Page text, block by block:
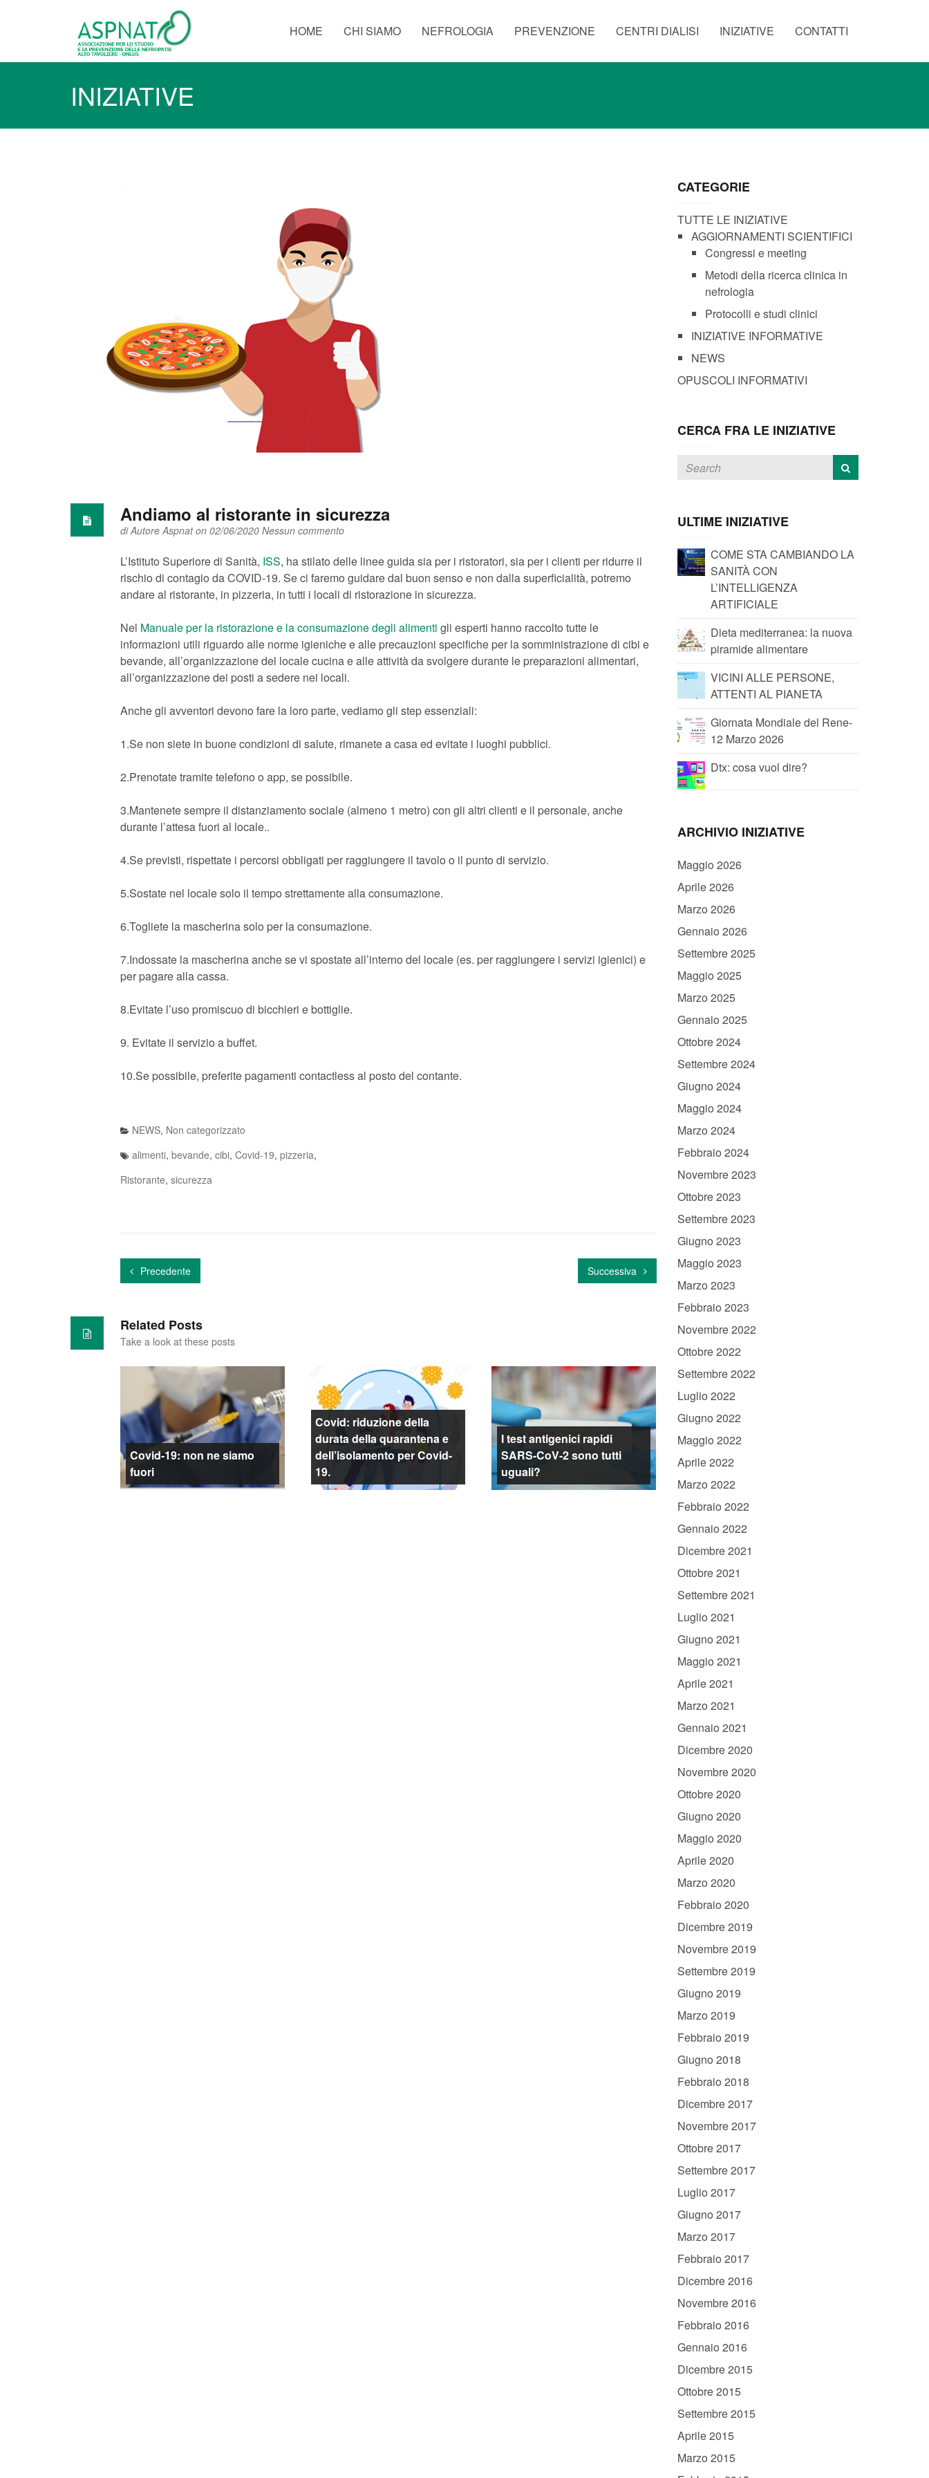
HOME CHI SIAMO NEFROLOGIA PREVENZIONE CENTRI DIALISI INIZIATIVE CONTATTI
INIZIATIVE
Andiamo al ristorante in sicurezza
diAutore Aspnaton 02/06/2020 Nessun commento
L’Istituto Superiore di Sanità, ISS, ha stilato delle linee guida sia per i ristoratori, sia per i clienti per ridurre il
rischio di contagio da COVID-19. Se ci faremo guidare dal buon senso e non dalla superficialità, potremo
andare al ristorante, in pizzeria, in tutti i locali di ristorazione in sicurezza.
Nel Manuale per la ristorazione e la consumazione degli alimenti gli esperti hanno raccolto tutte le
informazioni utili riguardo alle norme igieniche e alle precauzioni specifiche per la somministrazione di cibi e
bevande, all’organizzazione del locale cucina e alle attività da svolgere durante le preparazioni alimentari,
all’organizzazione dei posti a sedere nei locali.
Anche gli avventori devono fare la loro parte, vediamo gli step essenziali:
1.Se non siete in buone condizioni di salute, rimanete a casa ed evitate i luoghi pubblici.
2.Prenotate tramite telefono o app, se possibile.
3.Mantenete sempre il distanziamento sociale (almeno 1 metro) con gli altri clienti e il personale, anche
durante l’attesa fuori al locale..
4.Se previsti, rispettate i percorsi obbligati per raggiungere il tavolo o il punto di servizio.
5.Sostate nel locale solo il tempo strettamente alla consumazione.
6.Togliete la mascherina solo per la consumazione.
7.Indossate la mascherina anche se vi spostate all’interno del locale (es. per raggiungere i servizi igienici) e
per pagare alla cassa.
8.Evitate l’uso promiscuo di bicchieri e bottiglie.
9. Evitate il servizio a buffet.
10.Se possibile, preferite pagamenti contactless al posto del contante.
NEWS, Non categorizzato
alimenti, bevande, cibi, Covid-19, pizzeria,
Ristorante, sicurezza
Precedente Successiva
Related Posts
Take a look at these posts
Covid-19: non ne siamo
fuori
Covid: riduzione della
durata della quarantena e
dell’isolamento per Covid-
19.
I test antigenici rapidi
SARS-CoV-2 sono tutti
uguali?
CATEGORIE
TUTTE LE INIZIATIVE
AGGIORNAMENTI SCIENTIFICI
Congressi e meeting
Metodi della ricerca clinica in
nefrologia
Protocolli e studi clinici
INIZIATIVE INFORMATIVE
NEWS
OPUSCOLI INFORMATIVI
CERCA FRA LE INIZIATIVE
ULTIME INIZIATIVE
COME STA CAMBIANDO LA
SANITÀ CON
L’INTELLIGENZA
ARTIFICIALE
Dieta mediterranea: la nuova
piramide alimentare
VICINI ALLE PERSONE,
ATTENTI AL PIANETA
Giornata Mondiale del Rene-
12 Marzo 2026
Dtx: cosa vuol dire?
ARCHIVIO INIZIATIVE
Maggio 2026
Aprile 2026
Marzo 2026
Gennaio 2026
Settembre 2025
Maggio 2025
Marzo 2025
Gennaio 2025
Ottobre 2024
Settembre 2024
Giugno 2024
Maggio 2024
Marzo 2024
Febbraio 2024
Novembre 2023
Ottobre 2023
Settembre 2023
Giugno 2023
Maggio 2023
Marzo 2023
Febbraio 2023
Novembre 2022
Ottobre 2022
Settembre 2022
Luglio 2022
Giugno 2022
Maggio 2022
Aprile 2022
Marzo 2022
Febbraio 2022
Gennaio 2022
Dicembre 2021
Ottobre 2021
Settembre 2021
Luglio 2021
Giugno 2021
Maggio 2021
Aprile 2021
Marzo 2021
Gennaio 2021
Dicembre 2020
Novembre 2020
Ottobre 2020
Giugno 2020
Maggio 2020
Aprile 2020
Marzo 2020
Febbraio 2020
Dicembre 2019
Novembre 2019
Settembre 2019
Giugno 2019
Marzo 2019
Febbraio 2019
Giugno 2018
Febbraio 2018
Dicembre 2017
Novembre 2017
Ottobre 2017
Settembre 2017
Luglio 2017
Giugno 2017
Marzo 2017
Febbraio 2017
Dicembre 2016
Novembre 2016
Febbraio 2016
Gennaio 2016
Dicembre 2015
Ottobre 2015
Settembre 2015
Aprile 2015
Marzo 2015